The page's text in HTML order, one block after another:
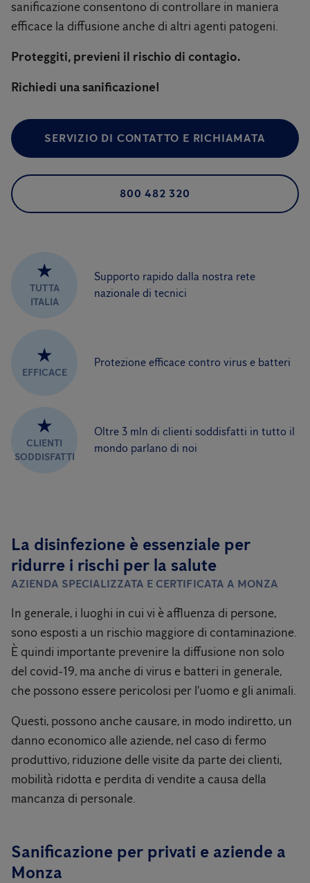
sanificazione consentono di controllare in maniera
efficace la diffusione anche di altri agenti patogeni.
Proteggiti, previeni il rischio di contagio.
Richiedi una sanificazione!
SERVIZIO DI CONTATTO E RICHIAMATA
800 482 320
★
TUTTA
ITALIA
Supporto rapido dalla nostra rete
nazionale di tecnici
★
EFFICACE
Protezione efficace contro virus e batteri
★
CLIENTI
SODDISFATTI
Oltre 3 mln di clienti soddisfatti in tutto il
mondo parlano di noi
La disinfezione è essenziale per
ridurre i rischi per la salute
AZIENDA SPECIALIZZATA E CERTIFICATA A MONZA
In generale, i luoghi in cui vi è affluenza di persone,
sono esposti a un rischio maggiore di contaminazione.
È quindi importante prevenire la diffusione non solo
del covid-19, ma anche di virus e batteri in generale,
che possono essere pericolosi per l'uomo e gli animali.
Questi, possono anche causare, in modo indiretto, un
danno economico alle aziende, nel caso di fermo
produttivo, riduzione delle visite da parte dei clienti,
mobilità ridotta e perdita di vendite a causa della
mancanza di personale.
Sanificazione per privati ​​e aziende a
Monza